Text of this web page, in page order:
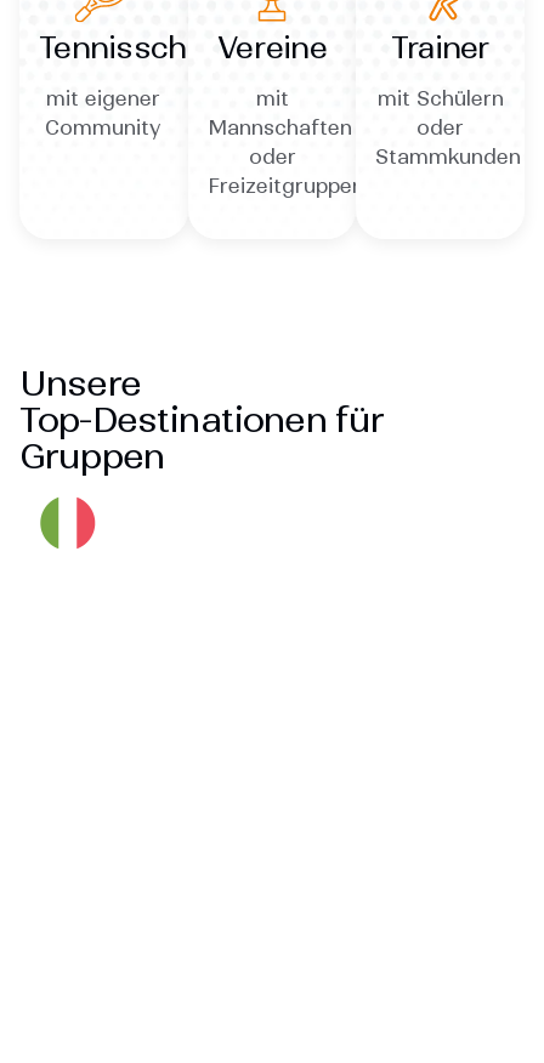
Tennisschulen
mit eigener
Community
Vereine
mit
Mannschaften
oder
Freizeitgruppen
Trainer
mit Schülern
oder
Stammkunden
Unsere
Top-Destinationen für
Gruppen